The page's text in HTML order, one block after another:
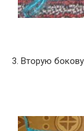
3. Вторую